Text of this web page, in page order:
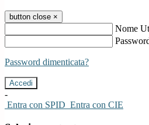
button close ×
Nome
Password dimenticata?
-
Entra con SPID Entra con CIE